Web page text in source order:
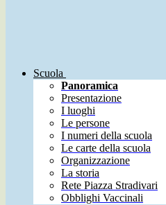
Scuola
Panoramica
Presentazione
I luoghi
Le persone
I numeri della scuola
Le carte della scuola
Organizzazione
La storia
Rete Piazza Stradivari
Obblighi Vaccinali